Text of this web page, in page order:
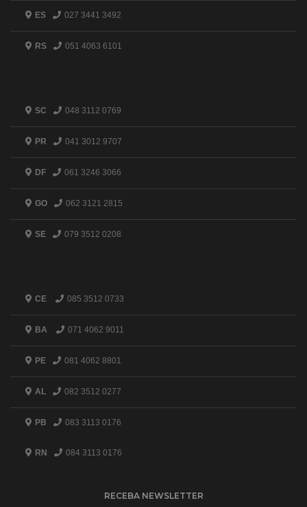
ES 027 3441 3492
RS 051 4063 6101
SC 048 3112 0769
PR 041 3012 9707
DF 061 3246 3066
GO 062 3121 2815
SE 079 3512 0208
CE 085 3512 0733
BA 071 4062 9011
PE 081 4062 8801
AL 082 3512 0277
PB 083 3113 0176
RN 084 3113 0176
RECEBA NEWSLETTER